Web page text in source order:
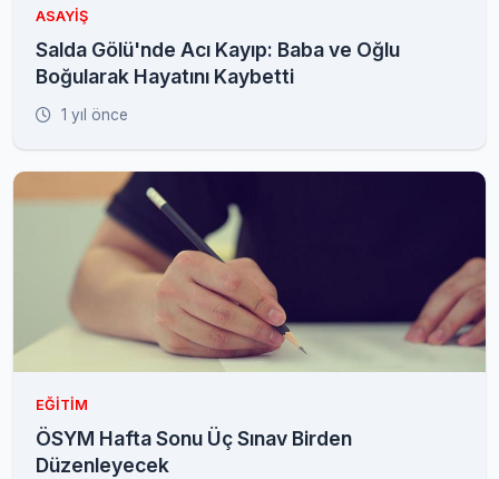
ASAYIŞ
Salda Gölü'nde Acı Kayıp: Baba ve Oğlu
Boğularak Hayatını Kaybetti
1 yıl önce
EĞITIM
ÖSYM Hafta Sonu Üç Sınav Birden
Düzenleyecek